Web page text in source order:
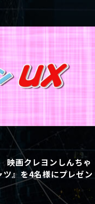
画クレヨンしんちゃ
』を4名様にプレゼン